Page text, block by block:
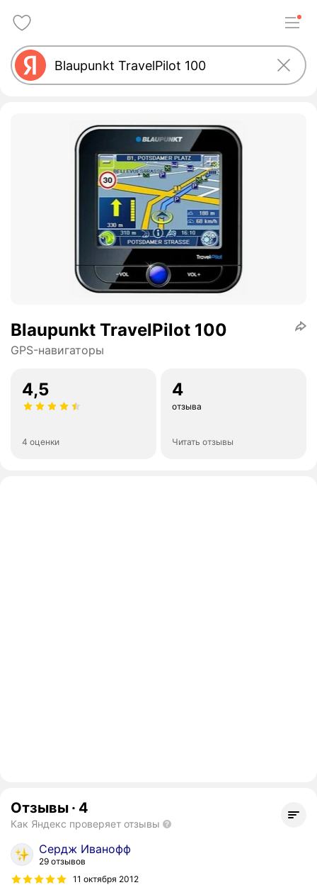
Blaupunkt TravelPilot 100
GPS-навигаторы
4,5
4 оценки
4
отзыва
Читать отзывы
Отзывы · 4
Как Яндекс проверяет отзывы
Сердж Иванофф
29 отзывов
11 октября 2012